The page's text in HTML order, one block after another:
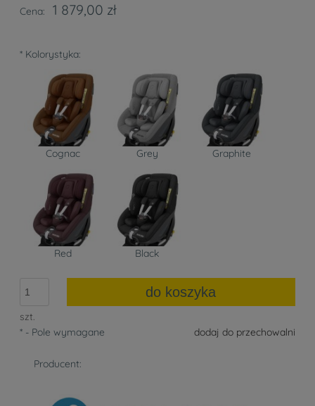
Cena: 1 879,00 zł
* Kolorystyka:
Cognac Grey Graphite
Red Black
szt.
do koszyka
dodaj do przechowalni
* - Pole wymagane
Producent: